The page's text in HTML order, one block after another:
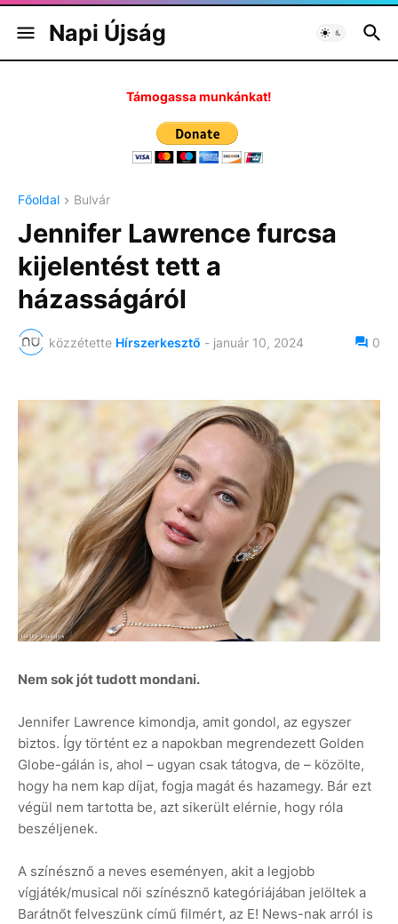
Napi Újság
Támogassa munkánkat!
Főoldal Bulvár
Jennifer Lawrence furcsa
kijelentést tett a
házasságáról
közzétette Hírszerkesztő - január 10, 2024 0
Nem sok jót tudott mondani.
Jennifer Lawrence kimondja, amit gondol, az egyszer
biztos. Így történt ez a napokban megrendezett Golden
Globe-gálán is, ahol – ugyan csak tátogva, de – közölte,
hogy ha nem kap díjat, fogja magát és hazamegy. Bár ezt
végül nem tartotta be, azt sikerült elérnie, hogy róla
beszéljenek.
A színésznő a neves eseményen, akit a legjobb
vígjáték/musical női színésznő kategóriájában jelöltek a
Barátnőt felveszünk című filmért, az E! News-nak arról is